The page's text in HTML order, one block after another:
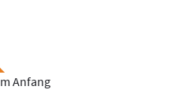
Anfang